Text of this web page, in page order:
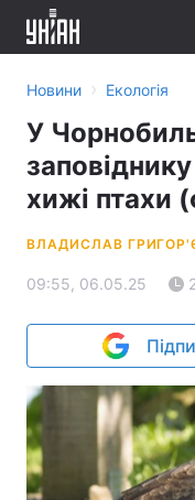
Новини › Екологія
У
хижі птахи
ВЛАДИСЛАВ
09:55, 06.05.25